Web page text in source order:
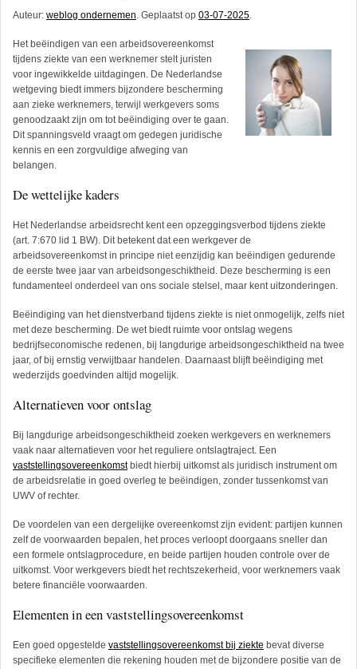
Auteur: weblog ondernemen. Geplaatst op 03-07-2025.
Het beëindigen van een arbeidsovereenkomst
tijdens ziekte van een werknemer stelt juristen
voor ingewikkelde uitdagingen. De Nederlandse
wetgeving biedt immers bijzondere bescherming
aan zieke werknemers, terwijl werkgevers soms
genoodzaakt zijn om tot beëindiging over te gaan.
Dit spanningsveld vraagt om gedegen juridische
kennis en een zorgvuldige afweging van
belangen.
De wettelijke kaders
Het Nederlandse arbeidsrecht kent een opzeggingsverbod tijdens ziekte
(art. 7:670 lid 1 BW). Dit betekent dat een werkgever de
arbeidsovereenkomst in principe niet eenzijdig kan beëindigen gedurende
de eerste twee jaar van arbeidsongeschiktheid. Deze bescherming is een
fundamenteel onderdeel van ons sociale stelsel, maar kent uitzonderingen.
Beëindiging van het dienstverband tijdens ziekte is niet onmogelijk, zelfs niet
met deze bescherming. De wet biedt ruimte voor ontslag wegens
bedrijfseconomische redenen, bij langdurige arbeidsongeschiktheid na twee
jaar, of bij ernstig verwijtbaar handelen. Daarnaast blijft beëindiging met
wederzijds goedvinden altijd mogelijk.
Alternatieven voor ontslag
Bij langdurige arbeidsongeschiktheid zoeken werkgevers en werknemers
vaak naar alternatieven voor het reguliere ontslagtraject. Een
vaststellingsovereenkomstbiedt hierbij uitkomst als juridisch instrument om
de arbeidsrelatie in goed overleg te beëindigen, zonder tussenkomst van
UWV of rechter.
De voordelen van een dergelijke overeenkomst zijn evident: partijen kunnen
zelf de voorwaarden bepalen, het proces verloopt doorgaans sneller dan
een formele ontslagprocedure, en beide partijen houden controle over de
uitkomst. Voor werkgevers biedt het rechtszekerheid, voor werknemers vaak
betere financiële voorwaarden.
Elementen in een vaststellingsovereenkomst
Een goed opgestelde vaststellingsovereenkomst bij ziekte bevat diverse
specifieke elementen die rekening houden met de bijzondere positie van de